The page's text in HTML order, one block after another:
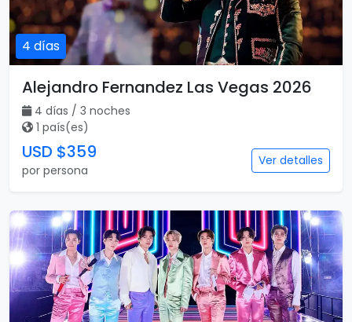
4 días
Alejandro Fernandez Las Vegas 2026
4 días / 3 noches
1 país(es)
USD $359
por persona
Ver detalles